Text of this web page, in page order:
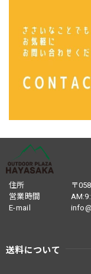
住所
〒
営業時間
E-mail
送料について